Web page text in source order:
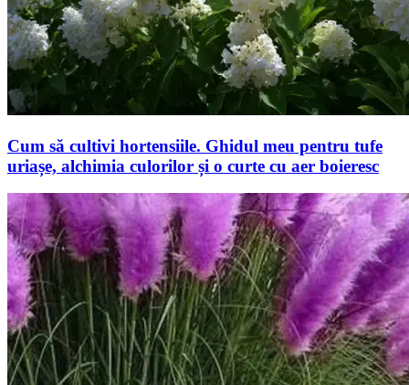
Cum să cultivi hortensiile. Ghidul meu pentru tufe
uriașe, alchimia culorilor și o curte cu aer boieresc